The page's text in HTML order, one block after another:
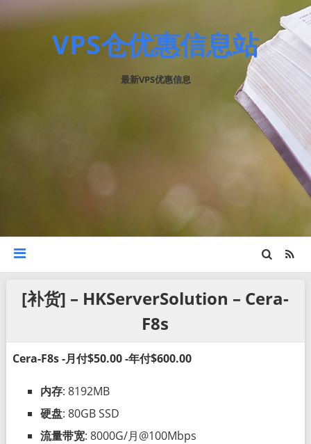
VPS仓优惠信息站
最新VPS优惠信息
[补货] – HKServerSolution – Cera-
F8s
Cera-F8s -月付$50.00 -年付$600.00
内存: 8192MB
硬盘: 80GB SSD
流量带宽: 8000G/月@100Mbps